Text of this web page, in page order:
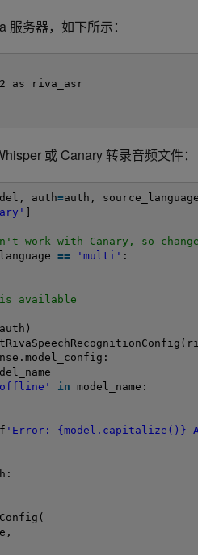
务器，如下所示：
as riva_asr
或 Canary 转录音频文件：
auth=auth, source_language
]
work with Canary, so
== 'multi' :
is available
in model_name:
'Error: {model.capitalize()}